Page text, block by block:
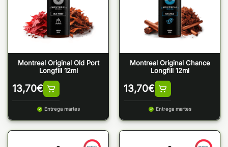
Montreal Original Old Port
Longfill 12ml
13,70€
Entrega martes
Montreal Original Chance
Longfill 12ml
13,70€
Entrega martes